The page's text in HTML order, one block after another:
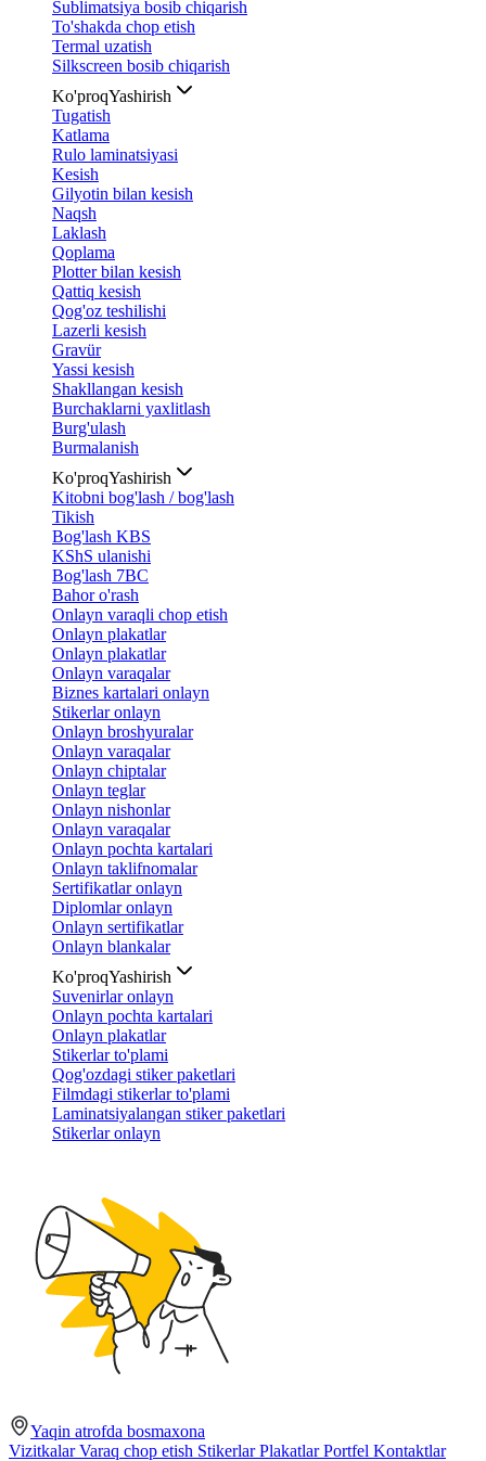
Sublimatsiya bosib chiqarish
To'shakda chop etish
Termal uzatish
Silkscreen bosib chiqarish
Ko'proqYashirish
Tugatish
Katlama
Rulo laminatsiyasi
Kesish
Gilyotin bilan kesish
Naqsh
Laklash
Qoplama
Plotter bilan kesish
Qattiq kesish
Qog'oz teshilishi
Lazerli kesish
Gravür
Yassi kesish
Shakllangan kesish
Burchaklarni yaxlitlash
Burg'ulash
Burmalanish
Ko'proqYashirish
Kitobni bog'lash / bog'lash
Tikish
Bog'lash KBS
KShS ulanishi
Bog'lash 7BC
Bahor o'rash
Onlayn varaqli chop etish
Onlayn plakatlar
Onlayn plakatlar
Onlayn varaqalar
Biznes kartalari onlayn
Stikerlar onlayn
Onlayn broshyuralar
Onlayn varaqalar
Onlayn chiptalar
Onlayn teglar
Onlayn nishonlar
Onlayn varaqalar
Onlayn pochta kartalari
Onlayn taklifnomalar
Sertifikatlar onlayn
Diplomlar onlayn
Onlayn sertifikatlar
Onlayn blankalar
Ko'proqYashirish
Suvenirlar onlayn
Onlayn pochta kartalari
Onlayn plakatlar
Stikerlar to'plami
Qog'ozdagi stiker paketlari
Filmdagi stikerlar to'plami
Laminatsiyalangan stiker paketlari
Stikerlar onlayn
Yaqin atrofda bosmaxona
VizitkalarVaraq chop etish StikerlarPlakatlarPortfel Kontaktlar